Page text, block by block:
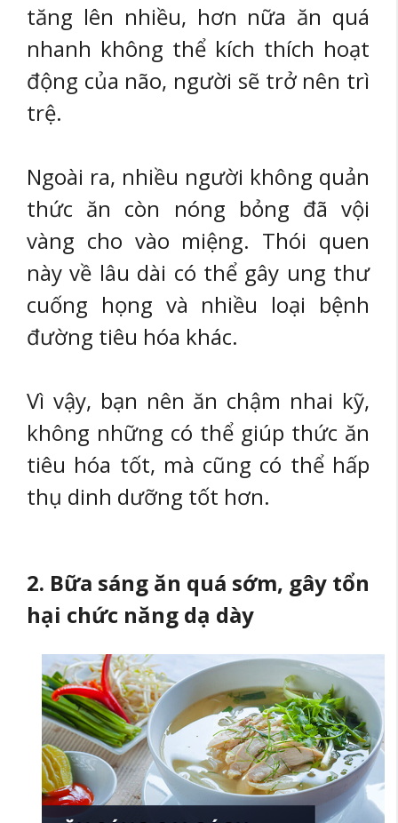
tăng lên nhiều, hơn nữa ăn quá
nhanh không thể kích thích hoạt
động của não, người sẽ trở nên trì
trệ.
Ngoài ra, nhiều người không quản
thức ăn còn nóng bỏng đã vội
vàng cho vào miệng. Thói quen
này về lâu dài có thể gây ung thư
cuống họng và nhiều loại bệnh
đường tiêu hóa khác.
Vì vậy, bạn nên ăn chậm nhai kỹ,
không những có thể giúp thức ăn
tiêu hóa tốt, mà cũng có thể hấp
thụ dinh dưỡng tốt hơn.
2. Bữa sáng ăn quá sớm, gây tổn
hại chức năng dạ dày